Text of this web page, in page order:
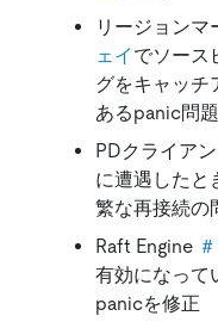
リージョンマ
ェイ でソース
グをキャッチ
あるpanic問
PDクライア
に遭遇したと
繁な再接続の
Raft Engine
有効になって
panicを修正